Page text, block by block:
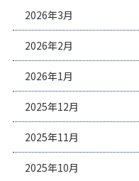
2026年3月
2026年2月
2026年1月
2025年12月
2025年11月
2025年10月